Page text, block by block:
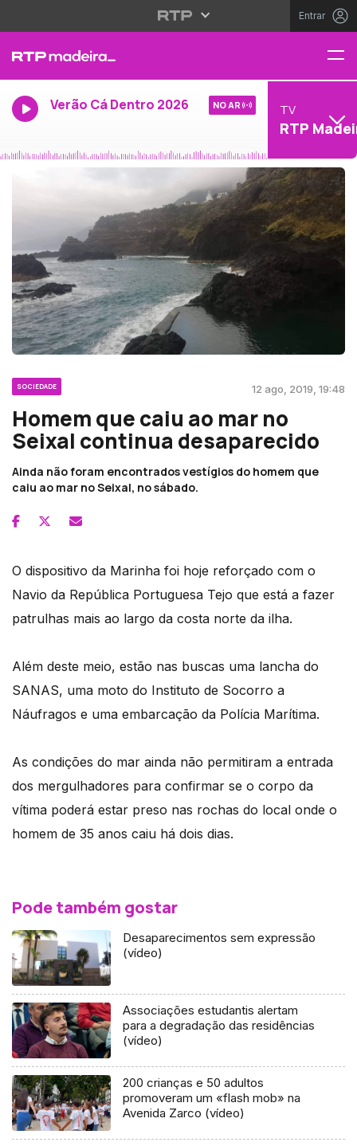
Entrar
Verão Cá Dentro 2026 NO AR TV
RTP
SOCIEDADE 12 ago, 2019, 19:48
Homem que caiu ao mar no
Seixal continua desaparecido
Ainda não foram encontrados vestígios do homem que
caiu ao mar no Seixal, no sábado.
O dispositivo da Marinha foi hoje reforçado com o
Navio da República Portuguesa Tejo que está a fazer
patrulhas mais ao largo da costa norte da ilha.
Além deste meio, estão nas buscas uma lancha do
SANAS, uma moto do Instituto de Socorro a
Náufragos e uma embarcação da Polícia Marítima.
As condições do mar ainda não permitiram a entrada
dos mergulhadores para confirmar se o corpo da
vítima poderá estar preso nas rochas do local onde o
homem de 35 anos caiu há dois dias.
Pode também gostar
Desaparecimentos sem expressão
(vídeo)
Associações estudantis alertam
para a degradação das residências
(vídeo)
200 crianças e 50 adultos
promoveram um «flash mob» na
Avenida Zarco (vídeo)